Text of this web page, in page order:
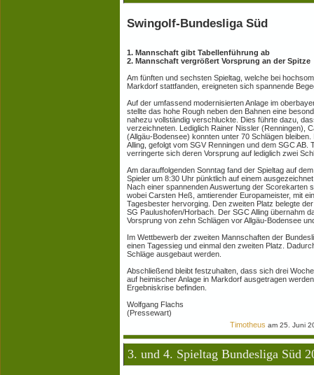
Swingolf-Bundesliga Süd
1. Mannschaft gibt Tabellenführung ab
2. Mannschaft vergrößert Vorsprung an der Spitze
Am fünften und sechsten Spieltag, welche bei
Markdorf stattfanden, ereigneten sich spannende
Auf der umfassend modernisierten Anlage im
stellte das hohe Rough neben den Bahnen eine
nahezu vollständig verschluckte. Dies führte dazu,
verzeichneten. Lediglich Rainer Nissler (Renningen),
(Allgäu-Bodensee) konnten unter 70 Schlägen
Alling, gefolgt vom SGV Renningen und dem SGC
verringerte sich deren Vorsprung auf lediglich zwei
Am darauffolgenden Sonntag fand der Spieltag auf
Spieler um 8:30 Uhr pünktlich auf einem
Nach einer spannenden Auswertung der Scorekarten
wobei Carsten Heß, amtierender Europameister, mit
Tagesbester hervorging. Den zweiten Platz belegte
SG Paulushofen/Horbach. Der SGC Alling übernahm
Vorsprung von zehn Schlägen vor Allgäu-Bodensee
Im Wettbewerb der zweiten Mannschaften der
einen Tagessieg und einmal den zweiten Platz.
Schläge ausgebaut werden.
Abschließend bleibt festzuhalten, dass sich drei
auf heimischer Anlage in Markdorf ausgetragen
Ergebniskrise befinden.
Wolfgang Flachs
(Pressewart)
Timotheus am 25. Juni
3. und 4. Spieltag Bundesliga Süd